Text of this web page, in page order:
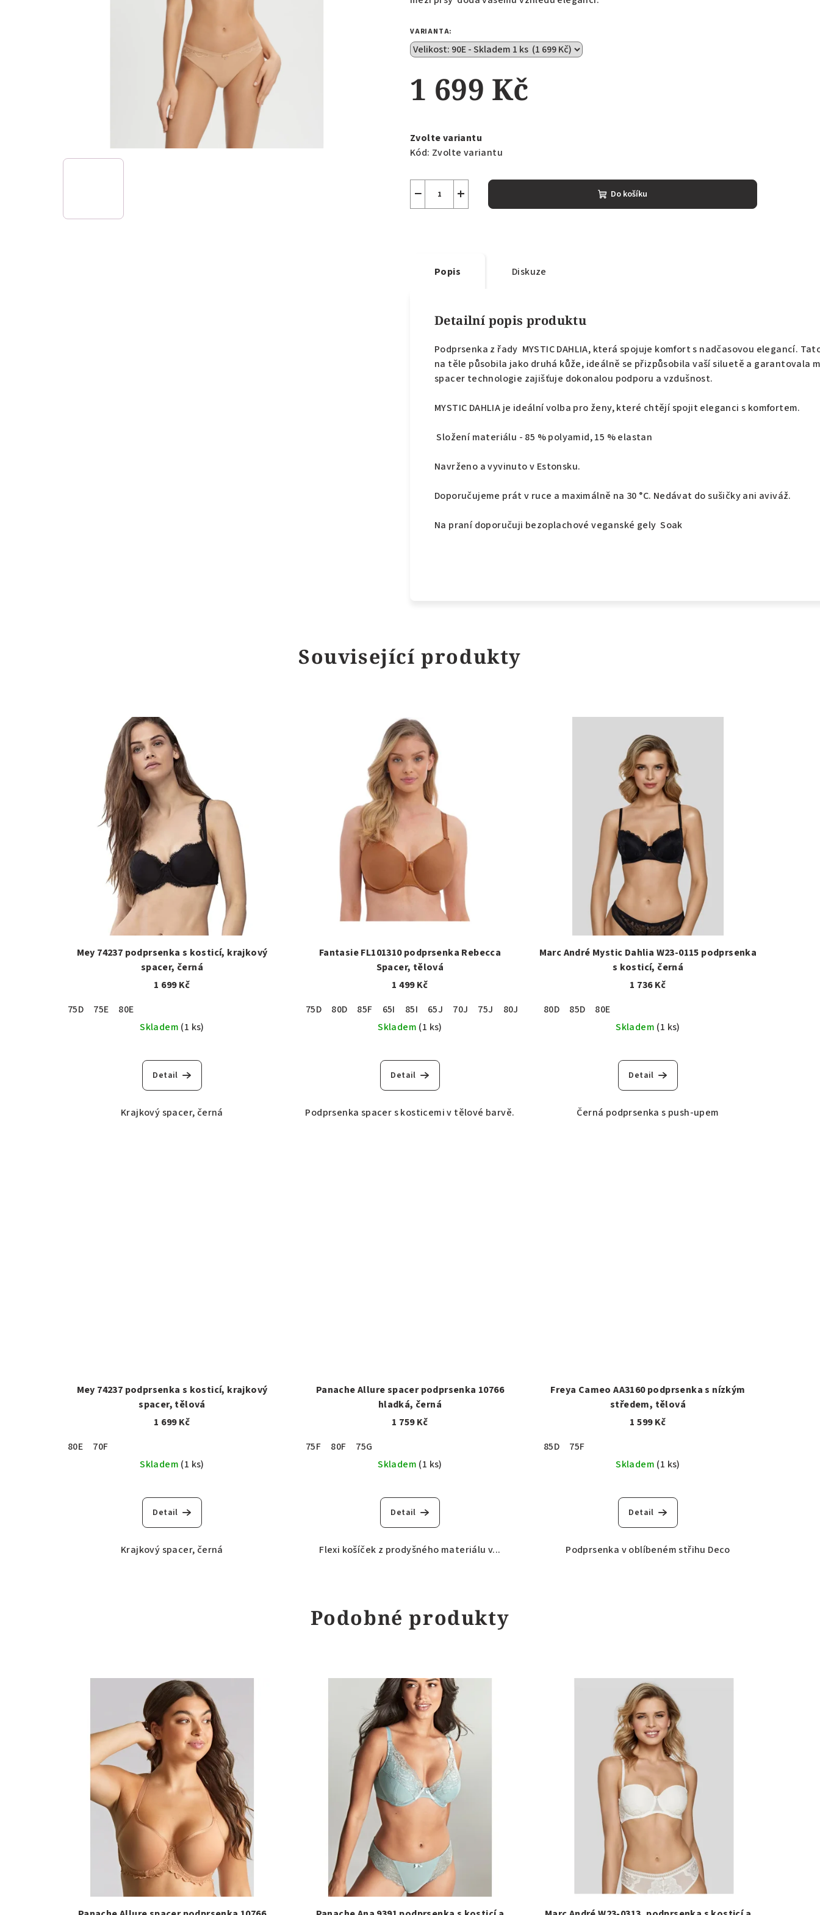
hvězdiček.
VARIANTA:
1 699 Kč
cena:
Zvolte variantu
Kód: Zvolte variantu
+
− Do košíku
Popis Diskuze
Detailní popis produktu
Podprsenka z řady MYSTIC DAHLIA, která spojuje komfort s nadčasovou elegancí.
na těle působila jako druhá kůže, ideálně se přizpůsobila vaší siluetě a garantovala
spacer technologie zajišťuje dokonalou podporu a vzdušnost.
MYSTIC DAHLIA je ideální volba pro ženy, které chtějí spojit eleganci s komfortem.
Složení materiálu - 85 % polyamid, 15 % elastan
Navrženo a vyvinuto v Estonsku.
Doporučujeme prát v ruce a maximálně na 30 °C. Nedávat do sušičky ani aviváž.
Na praní doporučuji bezoplachové veganské gelySoak
Související produkty
Mey 74237 podprsenka s kosticí, krajkový
spacer, černá
1 699 Kč
75D
75E
80E
Skladem (1 ks)
Detail
Krajkový spacer, černá
Fantasie FL101310 podprsenka Rebecca
Spacer, tělová
1 499 Kč
75D
80D 85F 65I 85I 65J 70J 75J 80J 65K
75K
Skladem (1 ks)
Detail
Podprsenka spacer s kosticemi v tělové barvě.
Marc André Mystic Dahlia W23-0115 podprsenka
s kosticí, černá
1 736 Kč
80D
85D
80E
Skladem (1 ks)
Detail
Černá podprsenka s push-upem
Mey 74237 podprsenka s kosticí, krajkový
spacer, tělová
1 699 Kč
80E
70F
Skladem (1 ks)
Detail
Krajkový spacer, černá
Panache Allure spacer podprsenka 10766
hladká, černá
1 759 Kč
75F
80F
75G
Skladem (1 ks)
Detail
Flexi košíček z prodyšného materiálu v...
Freya Cameo AA3160 podprsenka s nízkým
středem, tělová
1 599 Kč
85D
75F
Skladem (1 ks)
Detail
Podprsenka v oblíbeném střihu Deco
Podobné produkty